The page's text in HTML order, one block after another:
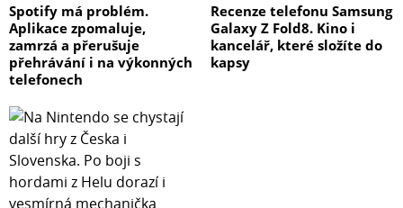
Spotify má problém.
Aplikace zpomaluje,
zamrzá a přerušuje
přehrávání i na výkonných
telefonech
Recenze telefonu Samsung
Galaxy Z Fold8. Kino i
kancelář, které složíte do
kapsy